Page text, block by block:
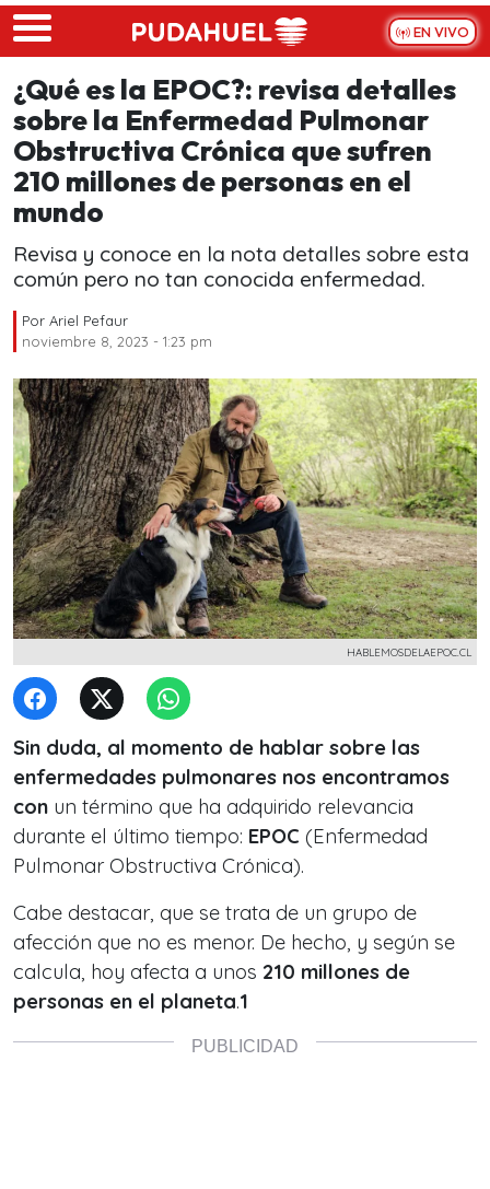
Skip to main content
EN VIVO
¿Qué es la EPOC?: revisa detalles
sobre la Enfermedad Pulmonar
Obstructiva Crónica que sufren
210 millones de personas en el
mundo
Revisa y conoce en la nota detalles sobre esta
común pero no tan conocida enfermedad.
Por Ariel Pefaur
noviembre 8, 2023 - 1:23 pm
HABLEMOSDELAEPOC.CL
Sin duda, al momento de hablar sobre las
enfermedades pulmonares nos encontramos
con un término que ha adquirido relevancia
durante el último tiempo: EPOC (Enfermedad
Pulmonar Obstructiva Crónica).
Cabe destacar, que se trata de un grupo de
afección que no es menor. De hecho, y según se
calcula, hoy afecta a unos 210 millones de
personas en el planeta.1